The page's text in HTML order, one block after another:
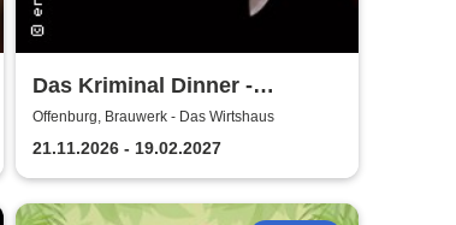
Das Kriminal Dinner -
Testament à la Carte
Offenburg, Brauwerk - Das Wirtshaus
21.11.2026 - 19.02.2027